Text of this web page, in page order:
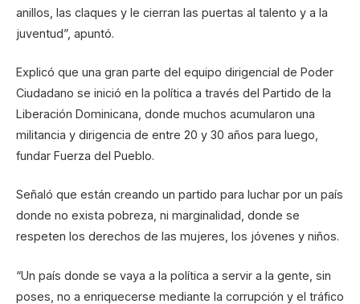
anillos, las claques y le cierran las puertas al talento y a la
juventud”, apuntó.
Explicó que una gran parte del equipo dirigencial de Poder
Ciudadano se inició en la política a través del Partido de la
Liberación Dominicana, donde muchos acumularon una
militancia y dirigencia de entre 20 y 30 años para luego,
fundar Fuerza del Pueblo.
Señaló que están creando un partido para luchar por un país
donde no exista pobreza, ni marginalidad, donde se
respeten los derechos de las mujeres, los jóvenes y niños.
“Un país donde se vaya a la política a servir a la gente, sin
poses, no a enriquecerse mediante la corrupción y el tráfico